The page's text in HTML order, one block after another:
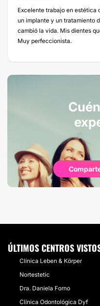
Excelente trabajo en estética
un implante y un tratamiento
cambió la vida. Mis dientes
Muy perfeccionista.
ÚLTIMOS CENTROS
Clínica Leben & Körper
Nortestetic
Dra. Daniela Forno
Clínica Odontológica Dyf